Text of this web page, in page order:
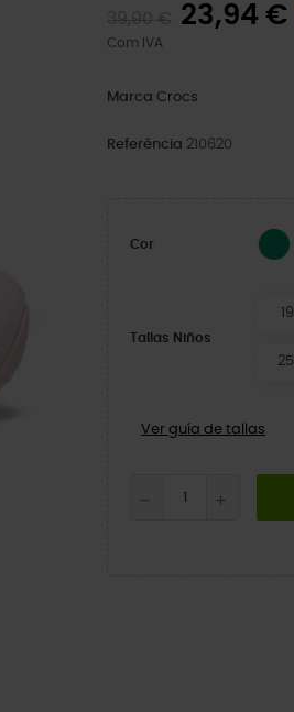
23,94 €
Com IVA
Marca Crocs
Referência 210620
Cor
Tallas Niños
Ver guía de tallas